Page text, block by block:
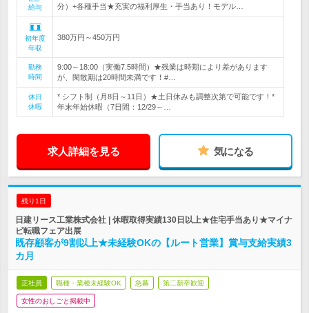
給与
分）+各種手当★充実の福利厚生・手当あり！モデル…
初年度
年収
380万円～450万円
勤務
時間
9:00～18:00（実働7.5時間）★残業は時期により差があります
が、閑散期は20時間未満です！#…
休日
休暇
* シフト制（月8日～11日）★土日休みも調整次第で可能です！*
年末年始休暇（7日間：12/29～…
求人詳細を見る 気になる
残り1日
日建リース工業株式会社 | 休暇取得実績130日以上★住宅手当あり★マイナ
ビ転職フェア出展
既存顧客が9割以上★未経験OKの【ルート営業】賞与支給実績3
カ月
正社員 職種・業種未経験OK 急募 第二新卒歓迎
女性のおしごと掲載中